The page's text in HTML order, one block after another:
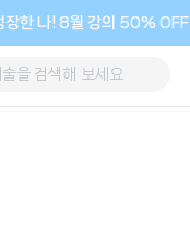
장한 나! 8월 강의 50% OFF